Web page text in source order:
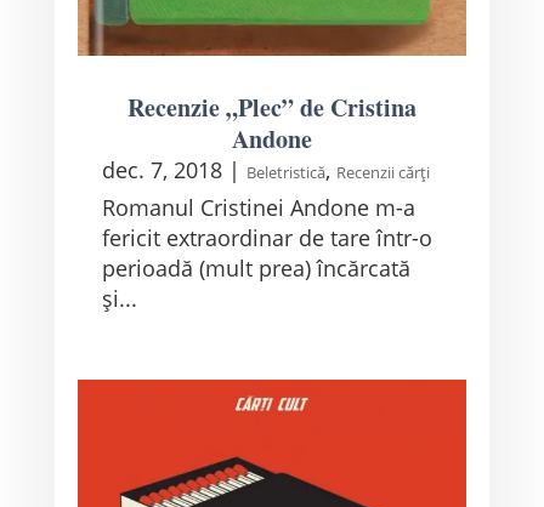
Recenzie „Plec” de Cristina
Andone
dec. 7, 2018| Beletristică, Recenzii cărți
Romanul Cristinei Andone m-a
fericit extraordinar de tare într-o
perioadă (mult prea) încărcată
și...